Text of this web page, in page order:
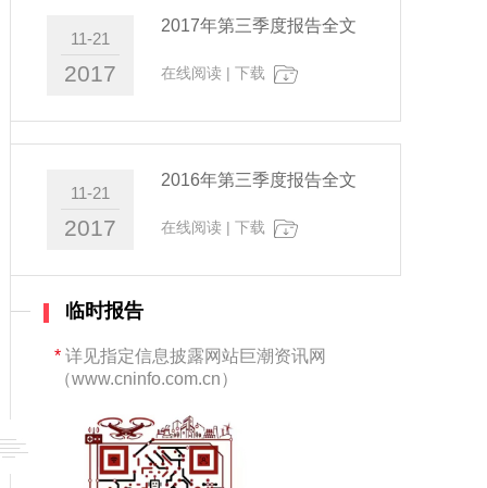
11-21
2017
2017年第三季度报告全文
在线阅读 | 下载
11-21
2017
2016年第三季度报告全文
在线阅读 | 下载
临时报告
*详见指定信息披露网站巨潮资讯网
（www.cninfo.com.cn）